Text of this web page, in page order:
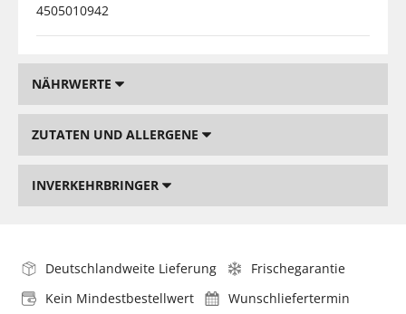
4505010942
NÄHRWERTE
ZUTATEN UND ALLERGENE
INVERKEHRBRINGER
Deutschlandweite Lieferung
Frischegarantie
Kein Mindestbestellwert
Wunschliefertermin